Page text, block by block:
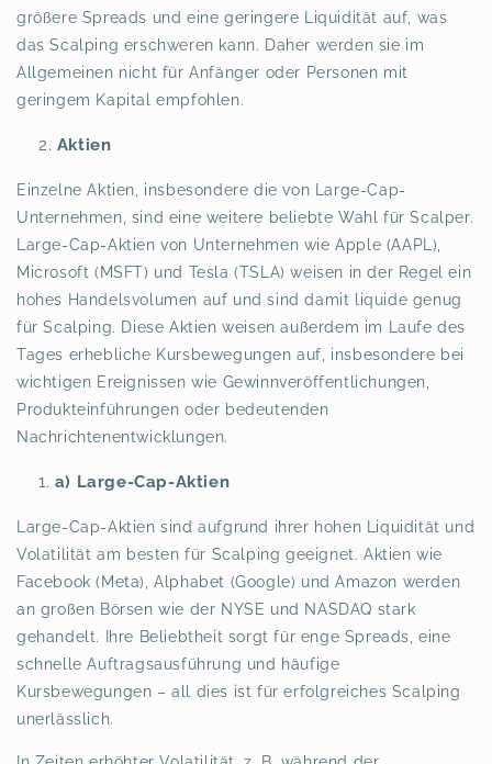
größere Spreads und eine geringere Liquidität auf, was
das Scalping erschweren kann. Daher werden sie im
Allgemeinen nicht für Anfänger oder Personen mit
geringem Kapital empfohlen.
Aktien
Einzelne Aktien, insbesondere die von Large-Cap-
Unternehmen, sind eine weitere beliebte Wahl für Scalper.
Large-Cap-Aktien von Unternehmen wie Apple (AAPL),
Microsoft (MSFT) und Tesla (TSLA) weisen in der Regel ein
hohes Handelsvolumen auf und sind damit liquide genug
für Scalping. Diese Aktien weisen außerdem im Laufe des
Tages erhebliche Kursbewegungen auf, insbesondere bei
wichtigen Ereignissen wie Gewinnveröffentlichungen,
Produkteinführungen oder bedeutenden
Nachrichtenentwicklungen.
a) Large-Cap-Aktien
Large-Cap-Aktien sind aufgrund ihrer hohen Liquidität und
Volatilität am besten für Scalping geeignet. Aktien wie
Facebook (Meta), Alphabet (Google) und Amazon werden
an großen Börsen wie der NYSE und NASDAQ stark
gehandelt. Ihre Beliebtheit sorgt für enge Spreads, eine
schnelle Auftragsausführung und häufige
Kursbewegungen – all dies ist für erfolgreiches Scalping
unerlässlich.